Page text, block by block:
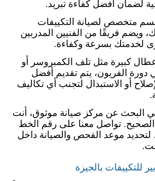
لضمان أفضل كفاءة تبريد.
قسم متخصص لصيانة التكييفات
ويضم فريقًا من الفنيين المدربين
لخدمتك بسرعة وكفاءة.
كبيرة مثل تلف الكمبروسر أو
الفريون، يتم تقديم أفضل
أو الاستبدال لتجنب أي تكاليف
البحث عن مركز صيانة موثوق، أنت
الصحيح. تواصل معنا على رقم الخط
الساخن 19089. لتحديد موعد الفحص والصيانة داخل
للتكييفات بالجيزة